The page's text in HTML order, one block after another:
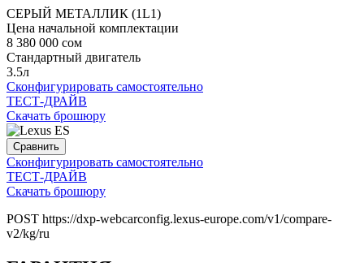
СЕРЫЙ МЕТАЛЛИК (1L1)
Цена начальной комплектации
8 380 000 сом
Стандартный двигатель
3.5л
Сконфигурировать самостоятельно
ТЕСТ-ДРАЙВ
Скачать брошюру
Сравнить
Сконфигурировать самостоятельно
ТЕСТ-ДРАЙВ
Скачать брошюру
POST https://dxp-webcarconfig.lexus-europe.com/v1/compare-
v2/kg/ru